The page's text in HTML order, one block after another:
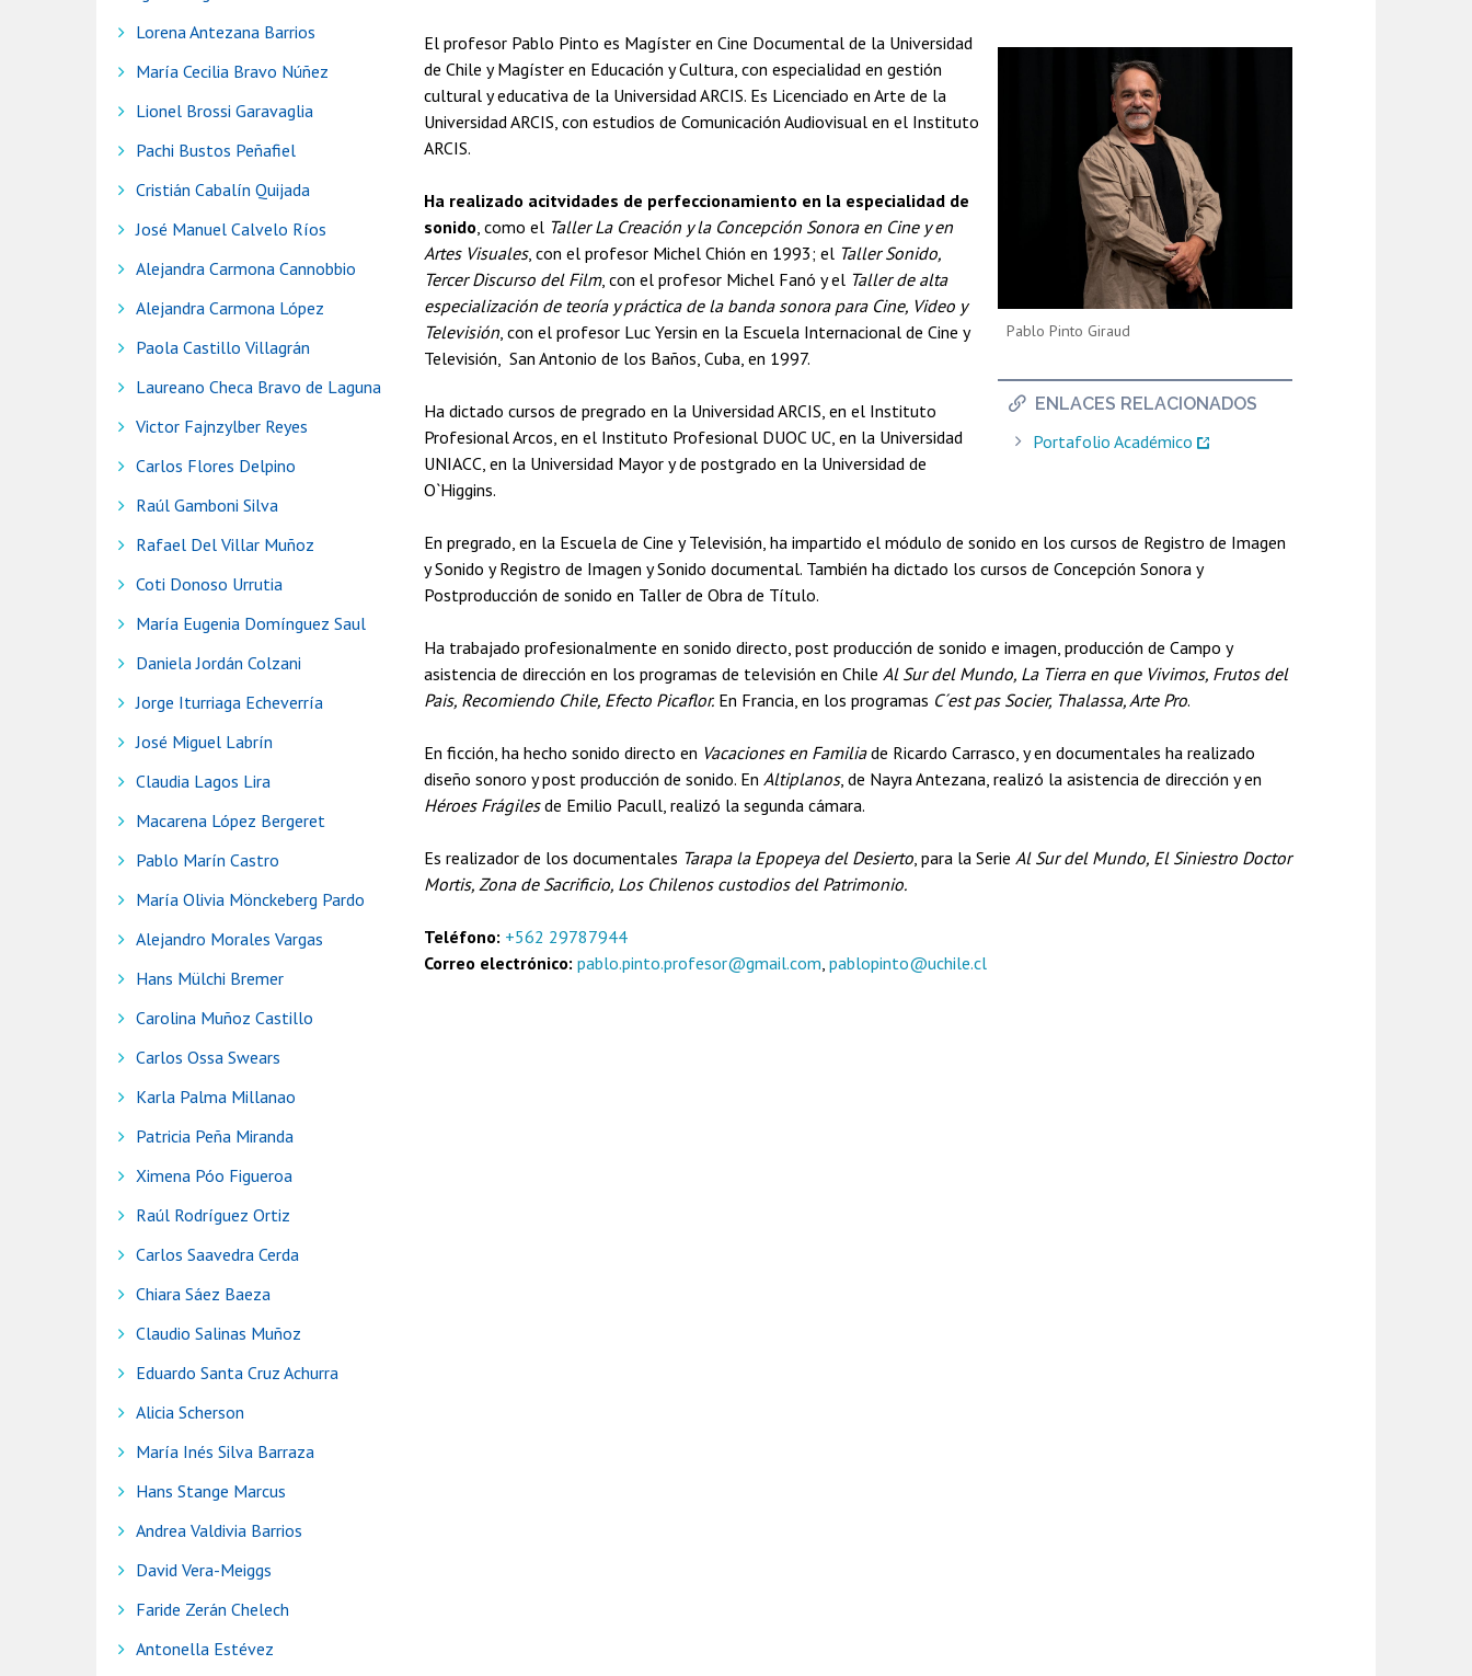
Lorena Antezana Barrios
María Cecilia Bravo Núñez
Lionel Brossi Garavaglia
Pachi Bustos Peñafiel
Cristián Cabalín Quijada
José Manuel Calvelo Ríos
Alejandra Carmona Cannobbio
Alejandra Carmona López
Paola Castillo Villagrán
Laureano Checa Bravo de Laguna
Victor Fajnzylber Reyes
Carlos Flores Delpino
Raúl Gamboni Silva
Rafael Del Villar Muñoz
Coti Donoso Urrutia
María Eugenia Domínguez Saul
Daniela Jordán Colzani
Jorge Iturriaga Echeverría
José Miguel Labrín
Claudia Lagos Lira
Macarena López Bergeret
Pablo Marín Castro
María Olivia Mönckeberg Pardo
Alejandro Morales Vargas
Hans Mülchi Bremer
Carolina Muñoz Castillo
Carlos Ossa Swears
Karla Palma Millanao
Patricia Peña Miranda
Ximena Póo Figueroa
Raúl Rodríguez Ortiz
Carlos Saavedra Cerda
Chiara Sáez Baeza
Claudio Salinas Muñoz
Eduardo Santa Cruz Achurra
Alicia Scherson
María Inés Silva Barraza
Hans Stange Marcus
Andrea Valdivia Barrios
David Vera-Meiggs
Faride Zerán Chelech
Antonella Estévez
Pablo Pinto Giraud
ENLACES RELACIONADOS
Portafolio Académico
El profesor Pablo Pinto es Magíster en Cine Documental de la Universidad
de Chile y Magíster en Educación y Cultura, con especialidad en gestión
cultural y educativa de la Universidad ARCIS. Es Licenciado en Arte de la
Universidad ARCIS, con estudios de Comunicación Audiovisual en el Instituto
ARCIS.
Ha realizado acitvidades de perfeccionamiento en la especialidad de
sonido, como el Taller La Creación y la Concepción Sonora en Cine y en
Artes Visuales, con el profesor Michel Chión en 1993; el Taller Sonido,
Tercer Discurso del Film, con el profesor Michel Fanó y el Taller de alta
especialización de teoría y práctica de la banda sonora para Cine, Video y
Televisión, con el profesor Luc Yersin en la Escuela Internacional de Cine y
Televisión, San Antonio de los Baños, Cuba, en 1997.
Ha dictado cursos de pregrado en la Universidad ARCIS, en el Instituto
Profesional Arcos, en el Instituto Profesional DUOC UC, en la Universidad
UNIACC, en la Universidad Mayor y de postgrado en la Universidad de
O`Higgins.
En pregrado, en la Escuela de Cine y Televisión, ha impartido el módulo de sonido en los cursos de Registro de Imagen
y Sonido y Registro de Imagen y Sonido documental. También ha dictado los cursos de Concepción Sonora y
Postproducción de sonido en Taller de Obra de Título.
Ha trabajado profesionalmente en sonido directo, post producción de sonido e imagen, producción de Campo y
asistencia de dirección en los programas de televisión en ChileAl Sur del Mundo, La Tierra en que Vivimos, Frutos del
Pais, Recomiendo Chile, Efecto Picaflor. En Francia, en los programas C´est pas Socier, Thalassa, Arte Pro.
En ficción, ha hecho sonido directo en Vacaciones en Familiade Ricardo Carrasco, y en documentales ha realizado
diseño sonoro y post producción de sonido. EnAltiplanos, de Nayra Antezana, realizó la asistencia de dirección y en
Héroes Frágilesde Emilio Pacull, realizó la segunda cámara.
Es realizador de los documentales Tarapa la Epopeya del Desierto, para la SerieAl Sur del Mundo, El Siniestro Doctor
Mortis, Zona de Sacrificio, Los Chilenos custodios del Patrimonio.
Teléfono: +562 29787944
Correo electrónico: pablo.pinto.profesor@gmail.com,pablopinto@uchile.cl